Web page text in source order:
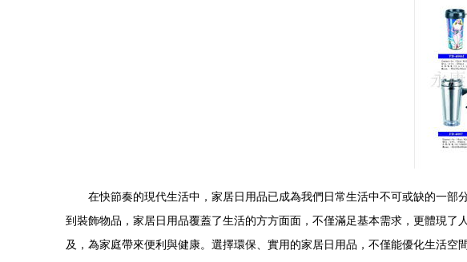
在快節奏的現代生活中，家居日用品已成為我們日常生活中不可或缺的一
到裝飾物品，家居日用品覆蓋了生活的方方面面，不僅滿足基本需求，更體現
及，為家庭帶來便利與健康。選擇環保、實用的家居日用品，不僅能優化生活